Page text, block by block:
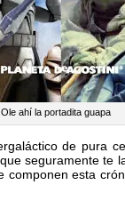
Ole ahí la portadita guapa
de pura
seguramente te
esta